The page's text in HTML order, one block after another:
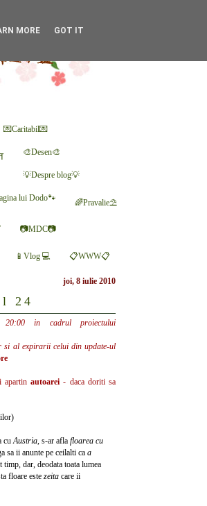
💌Caritabil💌
🎨Desen🎨
💡Despre blog💡
lui Dodo🐾 🌈Pravalie⛱
📷MDC📷
📱Vlog 💻 📋WWW📋
joi, 8 iulie 2010
24
in cadrul proiectului
si al expirarii celui din update-ul
apartinautoarei - daca doriti sa
cuAustria, s-ar afla floarea cu
sa ii anunte pe ceilalti ca a
timp, dar, deodata toata lumea
floare este zeita care ii
MORE GOT IT